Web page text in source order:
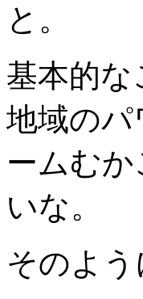
と。
基本的
地域の
ームむ
いな。
そのよ